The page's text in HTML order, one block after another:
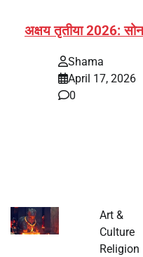
अक्षय तृतीया 2026:
Shama
April 17, 2026
0
Art &
Culture
Religion